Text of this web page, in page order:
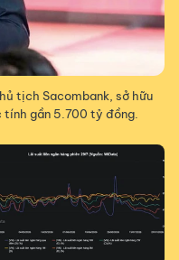
tịch Sacombank, sở hữu
tính gần 5.700 tỷ đồng.